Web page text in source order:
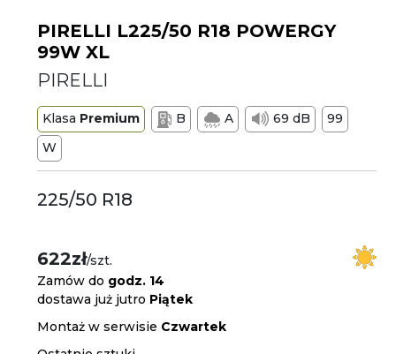
PIRELLI L225/50 R18 POWERGY
99W XL
PIRELLI
Klasa Premium B A 69 dB
99
W
225/50 R18
622zł/szt.
Zamów do godz. 14
dostawa już jutro Piątek
Montaż w serwisie Czwartek